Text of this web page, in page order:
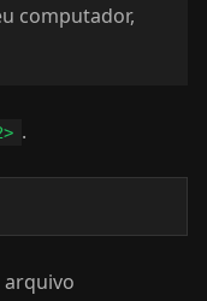
computador,
.
arquivo